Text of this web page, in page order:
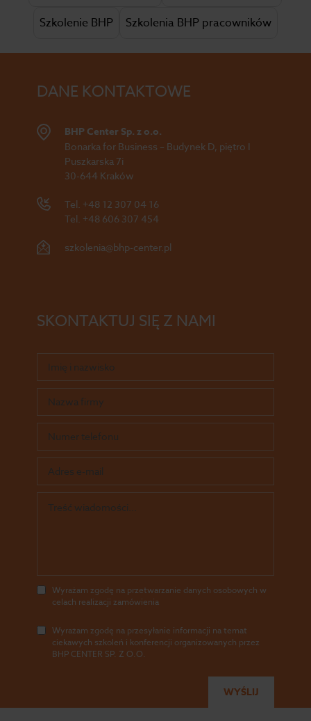
Szkolenie BHP
Szkolenia BHP pracowników
DANE KONTAKTOWE
BHP Center Sp. z o.o.
Bonarka for Business – Budynek D, piętro I
Puszkarska 7i
30-644 Kraków
Tel. +48 12 307 04 16
Tel. +48 606 307 454
szkolenia@bhp-center.pl
SKONTAKTUJ SIĘ Z NAMI
Wyrażam zgodę na przetwarzanie danych osobowych w
celach realizacji zamówienia
Wyrażam zgodę na przesyłanie informacji na temat
ciekawych szkoleń i konferencji organizowanych przez
BHP CENTER SP. Z O.O.